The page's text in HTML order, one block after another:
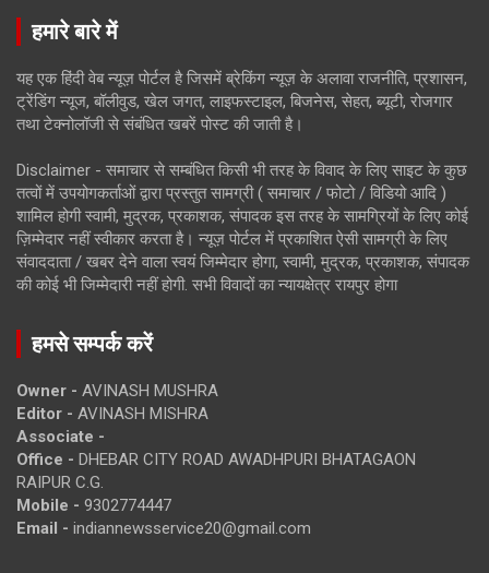
हमारे बारे में
यह एक हिंदी वेब न्यूज़ पोर्टल है जिसमें ब्रेकिंग न्यूज़ के अलावा राजनीति, प्रशासन,
ट्रेंडिंग न्यूज, बॉलीवुड, खेल जगत, लाइफस्टाइल, बिजनेस, सेहत, ब्यूटी, रोजगार
तथा टेक्नोलॉजी से संबंधित खबरें पोस्ट की जाती है।
Disclaimer - समाचार से सम्बंधित किसी भी तरह के विवाद के लिए साइट के कुछ
तत्वों में उपयोगकर्ताओं द्वारा प्रस्तुत सामग्री ( समाचार / फोटो / विडियो आदि )
शामिल होगी स्वामी, मुद्रक, प्रकाशक, संपादक इस तरह के सामग्रियों के लिए कोई
ज़िम्मेदार नहीं स्वीकार करता है। न्यूज़ पोर्टल में प्रकाशित ऐसी सामग्री के लिए
संवाददाता / खबर देने वाला स्वयं जिम्मेदार होगा, स्वामी, मुद्रक, प्रकाशक, संपादक
की कोई भी जिम्मेदारी नहीं होगी. सभी विवादों का न्यायक्षेत्र रायपुर होगा
हमसे सम्पर्क करें
Owner - AVINASH MUSHRA
Editor - AVINASH MISHRA
Associate -
Office - DHEBAR CITY ROAD AWADHPURI BHATAGAON
RAIPUR C.G.
Mobile - 9302774447
Email - indiannewsservice20@gmail.com